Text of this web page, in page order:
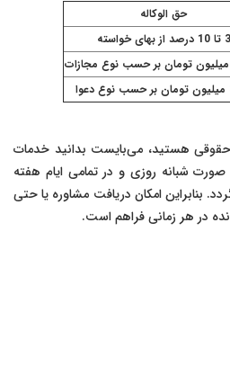
حق الوکاله
3 تا 10 درصد از بهای خواسته
حقوقی هستید، می‌بایست بدانید خدمات
شبانه روزی و در تمامی ایام هفته
بنابراین امکان دریافت مشاوره یا حتی
در هر زمانی فراهم است.